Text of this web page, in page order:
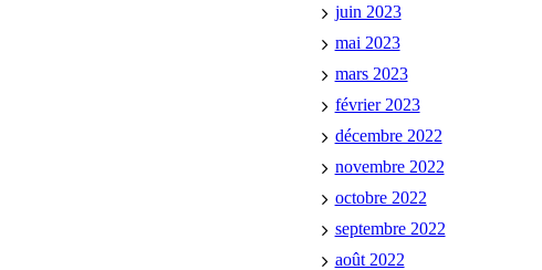
juin 2023
mai 2023
mars 2023
février 2023
décembre 2022
novembre 2022
octobre 2022
septembre 2022
août 2022